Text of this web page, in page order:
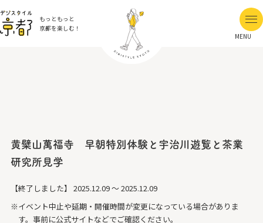
もっともっと
京都を楽しむ！
MENU
黄檗山萬福寺 早朝特別体験と宇治川遊覧と茶業
研究所見学
【終了しました】 2025.12.09 ～ 2025.12.09
※イベント中止や延期・開催時間が変更になっている場合がありま
す。事前に公式サイトなどでご確認ください。